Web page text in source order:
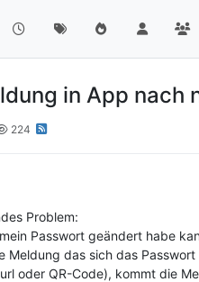
in App nach
224
Problem:
Passwort geändert habe
Meldung das sich das
oder QR-Code), kommt die